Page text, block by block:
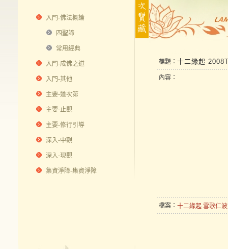
入門-佛法概論
四聖諦
常用經典
入門-成佛之道
入門-其他
主要-道次第
主要-止觀
主要-修行引導
深入-中觀
深入-現觀
集資淨障-集資淨障
標題： 十二緣起
內容：
檔案： 十二緣起 雪歌仁